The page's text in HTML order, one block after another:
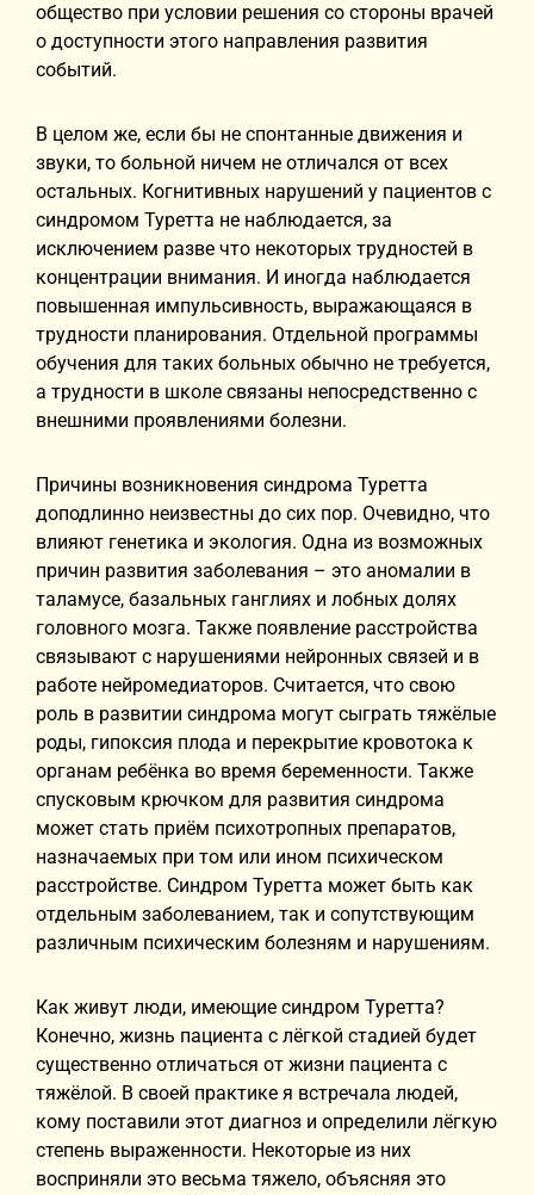
общество при условии решения со стороны врачей
о доступности этого направления развития
событий.
В целом же, если бы не спонтанные движения и
звуки, то больной ничем не отличался от всех
остальных. Когнитивных нарушений у пациентов с
синдромом Туретта не наблюдается, за
исключением разве что некоторых трудностей в
концентрации внимания. И иногда наблюдается
повышенная импульсивность, выражающаяся в
трудности планирования. Отдельной программы
обучения для таких больных обычно не требуется,
а трудности в школе связаны непосредственно с
внешними проявлениями болезни.
Причины возникновения синдрома Туретта
доподлинно неизвестны до сих пор. Очевидно, что
влияют генетика и экология. Одна из возможных
причин развития заболевания – это аномалии в
таламусе, базальных ганглиях и лобных долях
головного мозга. Также появление расстройства
связывают с нарушениями нейронных связей и в
работе нейромедиаторов. Считается, что свою
роль в развитии синдрома могут сыграть тяжёлые
роды, гипоксия плода и перекрытие кровотока к
органам ребёнка во время беременности. Также
спусковым крючком для развития синдрома
может стать приём психотропных препаратов,
назначаемых при том или ином психическом
расстройстве. Синдром Туретта может быть как
отдельным заболеванием, так и сопутствующим
различным психическим болезням и нарушениям.
Как живут люди, имеющие синдром Туретта?
Конечно, жизнь пациента с лёгкой стадией будет
существенно отличаться от жизни пациента с
тяжёлой. В своей практике я встречала людей,
кому поставили этот диагноз и определили лёгкую
степень выраженности. Некоторые из них
восприняли это весьма тяжело, объясняя это